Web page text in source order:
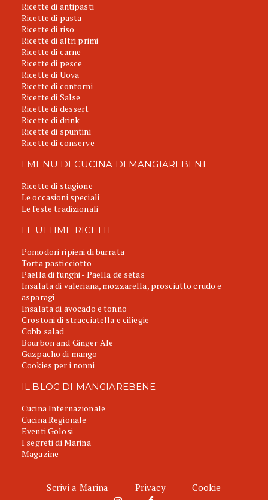
Ricette di antipasti
Ricette di pasta
Ricette di riso
Ricette di altri primi
Ricette di carne
Ricette di pesce
Ricette di Uova
Ricette di contorni
Ricette di Salse
Ricette di dessert
Ricette di drink
Ricette di spuntini
Ricette di conserve
I MENU DI CUCINA DI MANGIAREBENE
Ricette di stagione
Le occasioni speciali
Le feste tradizionali
LE ULTIME RICETTE
Pomodori ripieni di burrata
Torta pasticciotto
Paella di funghi - Paella de setas
Insalata di valeriana, mozzarella, prosciutto crudo e
asparagi
Insalata di avocado e tonno
Crostoni di stracciatella e ciliegie
Cobb salad
Bourbon and Ginger Ale
Gazpacho di mango
Cookies per i nonni
IL BLOG DI MANGIAREBENE
Cucina Internazionale
Cucina Regionale
Eventi Golosi
I segreti di Marina
Magazine
Scrivi a Marina Privacy Cookie